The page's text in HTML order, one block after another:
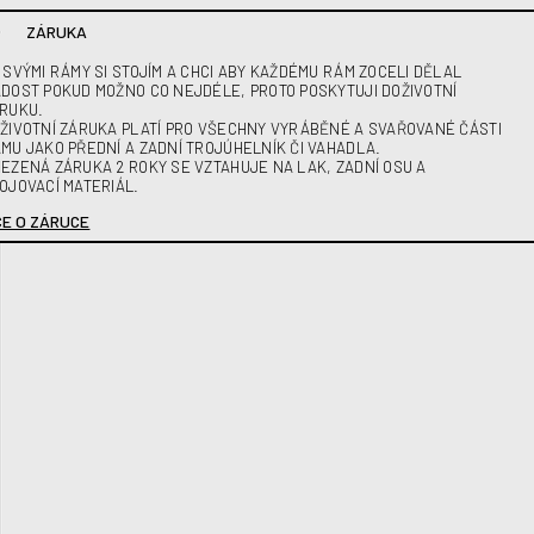
ZÁRUKA
RÁMY SI STOJÍM A CHCI ABY KAŽDÉMU RÁM ZOCELI DĚLAL
POKUD MOŽNO CO NEJDÉLE, PROTO POSKYTUJI DOŽIVOTNÍ
ZÁRUKA PLATÍ PRO VŠECHNY VYRÁBĚNÉ A SVAŘOVANÉ ČÁSTI
JAKO PŘEDNÍ A ZADNÍ TROJÚHELNÍK ČI VAHADLA.
ZÁRUKA 2 ROKY SE VZTAHUJE NA LAK, ZADNÍ OSU A
MATERIÁL.
O ZÁRUCE